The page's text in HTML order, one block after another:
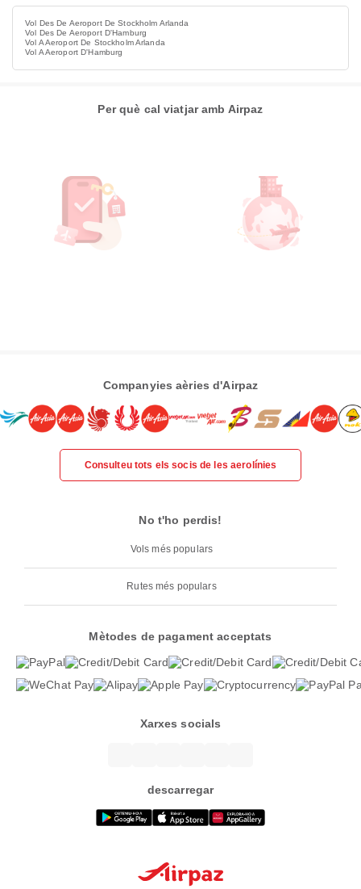
Vol Des De Aeroport De Stockholm Arlanda
Vol Des De Aeroport D'Hamburg
Vol A Aeroport De Stockholm Arlanda
Vol A Aeroport D'Hamburg
Per què cal viatjar amb Airpaz
Companyies aèries d'Airpaz
Consulteu tots els socis de les aerolínies
No t'ho perdis!
Vols més populars
Rutes més populars
Mètodes de pagament acceptats
Xarxes socials
descarregar